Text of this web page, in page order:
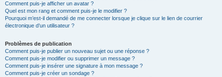
Comment puis-je afficher un avatar ?
Quel est mon rang et comment puis-je le modifier ?
Pourquoi m’est-il demandé de me connecter lorsque je clique sur le lien de courrier
électronique d’un utilisateur ?
Problèmes de publication
Comment puis-je publier un nouveau sujet ou une réponse ?
Comment puis-je modifier ou supprimer un message ?
Comment puis-je insérer une signature à mon message ?
Comment puis-je créer un sondage ?